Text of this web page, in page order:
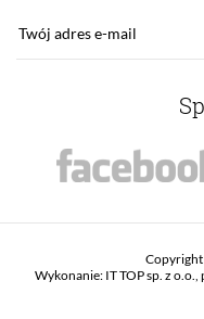
Wykonanie: IT TOP sp. z o.o.